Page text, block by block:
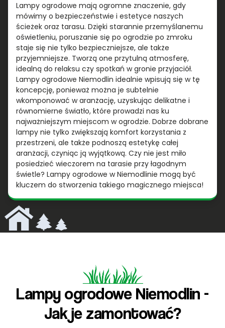
Lampy ogrodowe mają ogromne znaczenie, gdy
mówimy o bezpieczeństwie i estetyce naszych
ścieżek oraz tarasu. Dzięki starannie przemyślanemu
oświetleniu, poruszanie się po ogrodzie po zmroku
staje się nie tylko bezpieczniejsze, ale także
przyjemniejsze. Tworzą one przytulną atmosferę,
idealną do relaksu czy spotkań w gronie przyjaciół.
Lampy ogrodowe Niemodlin idealnie wpisują się w tę
koncepcję, ponieważ można je subtelnie
wkomponować w aranżację, uzyskując delikatne i
równomierne światło, które prowadzi nas ku
najważniejszym miejscom w ogrodzie. Dobrze dobrane
lampy nie tylko zwiększają komfort korzystania z
przestrzeni, ale także podnoszą estetykę całej
aranżacji, czyniąc ją wyjątkową. Czy nie jest miło
posiedzieć wieczorem na tarasie przy łagodnym
świetle? Lampy ogrodowe w Niemodlinie mogą być
kluczem do stworzenia takiego magicznego miejsca!
Lampy ogrodowe Niemodlin -
Jak je zamontować?